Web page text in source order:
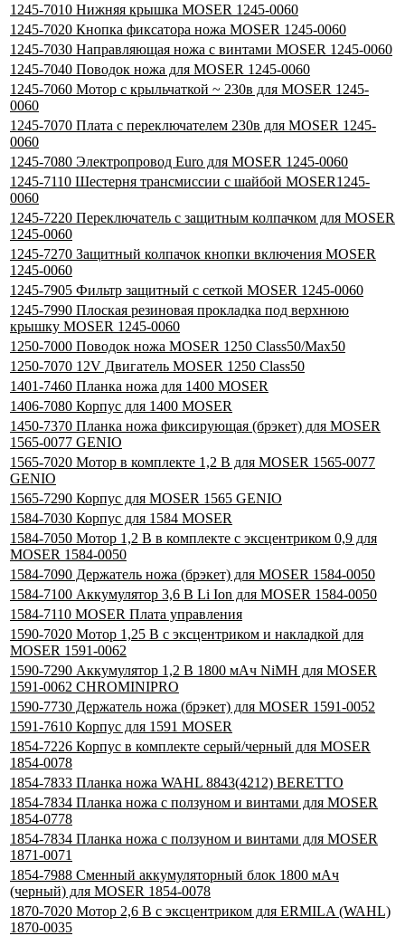
1245-7010 Нижняя крышка MOSER 1245-0060
1245-7020 Кнопка фиксатора ножа MOSER 1245-0060
1245-7030 Направляющая ножа с винтами MOSER 1245-0060
1245-7040 Поводок ножа для MOSER 1245-0060
1245-7060 Мотор с крыльчаткой ~ 230в для MOSER 1245-
0060
1245-7070 Плата с переключателем 230в для MOSER 1245-
0060
1245-7080 Электропровод Euro для MOSER 1245-0060
1245-7110 Шестерня трансмиссии с шайбой MOSER1245-
0060
1245-7220 Переключатель с защитным колпачком для MOSER
1245-0060
1245-7270 Защитный колпачок кнопки включения MOSER
1245-0060
1245-7905 Фильтр защитный с сеткой MOSER 1245-0060
1245-7990 Плоская резиновая прокладка под верхнюю
крышку MOSER 1245-0060
1250-7000 Поводок ножа MOSER 1250 Class50/Max50
1250-7070 12V Двигатель MOSER 1250 Class50
1401-7460 Планка ножа для 1400 MOSER
1406-7080 Корпус для 1400 MOSER
1450-7370 Планка ножа фиксирующая (брэкет) для MOSER
1565-0077 GENIO
1565-7020 Мотор в комплекте 1,2 В для MOSER 1565-0077
GENIO
1565-7290 Корпус для MOSER 1565 GENIO
1584-7030 Корпус для 1584 MOSER
1584-7050 Мотор 1,2 В в комплекте с эксцентриком 0,9 для
MOSER 1584-0050
1584-7090 Держатель ножа (брэкет) для MOSER 1584-0050
1584-7100 Аккумулятор 3,6 В Li Ion для MOSER 1584-0050
1584-7110 MOSER Плата управления
1590-7020 Мотор 1,25 В с эксцентриком и накладкой для
MOSER 1591-0062
1590-7290 Аккумулятор 1,2 В 1800 мАч NiMН для MOSER
1591-0062 CHROMINIPRO
1590-7730 Держатель ножа (брэкет) для MOSER 1591-0052
1591-7610 Корпус для 1591 MOSER
1854-7226 Корпус в комплекте серый/черный для MOSER
1854-0078
1854-7833 Планка ножа WAHL 8843(4212) BERETTO
1854-7834 Планка ножа с ползуном и винтами для MOSER
1854-0778
1854-7834 Планка ножа с ползуном и винтами для MOSER
1871-0071
1854-7988 Сменный аккумуляторный блок 1800 мАч
(черный) для MOSER 1854-0078
1870-7020 Мотор 2,6 В с эксцентриком для ERMILA (WAHL)
1870-0035